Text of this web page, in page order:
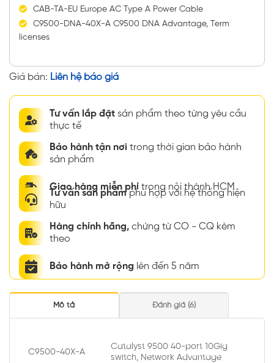
CAB-TA-EU Europe AC Type A Power Cable
C9500-DNA-40X-A C9500 DNA Advantage, Term
licenses
Giá bán: Liên hệ báo giá
Tư vấn lắp đặt sản phẩm theo từng yêu cầu
thực tế
Bảo hành tận nơi trong thời gian bảo hành
sản phẩm
Giao hàng miễn phí trong nội thành HCM
Tư vấn sản phẩmphù hợp với hệ thống hiện
hữu
Hàng chính hãng, chứng từ CO - CQ kèm
theo
Bảo hành mở rộng lên đến 5 năm
Mô tả Đánh giá (6)
C9500-40X-A
Catalyst 9500 40-port 10Gig
switch, Network Advantage